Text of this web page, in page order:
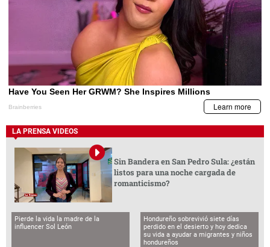
LA PRENSA VIDEOS
Sin Bandera en San Pedro Sula: ¿están
listos para una noche cargada de
romanticismo?
Pierde la vida la madre de la
influencer Sol León
Hondureño sobrevivió siete días
perdido en el desierto y hoy dedica
su vida a ayudar a migrantes y niños
hondureños